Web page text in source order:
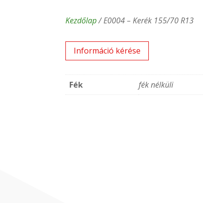
Kezdőlap/ E0004 – Kerék 155/70 R13
Információ kérése
Fék fék nélküli